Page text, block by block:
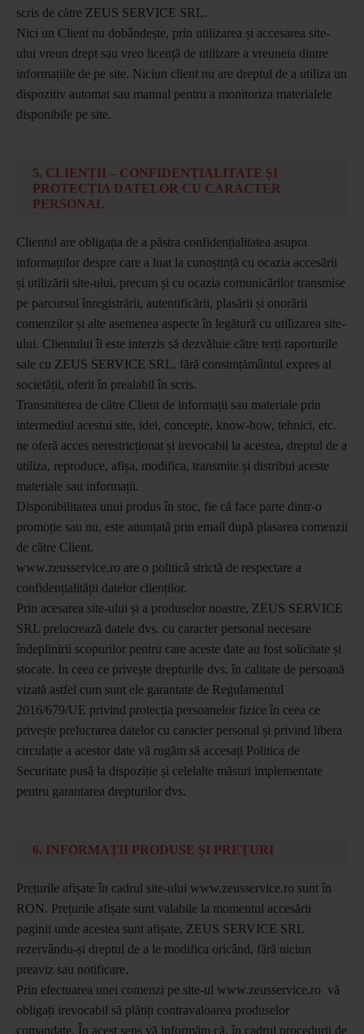
scris de către ZEUS SERVICE SRL.
Nici un Client nu dobândește, prin utilizarea și accesarea site-
ului vreun drept sau vreo licență de utilizare a vreuneia dintre
informațiile de pe site. Niciun client nu are dreptul de a utiliza un
dispozitiv automat sau manual pentru a monitoriza materialele
disponibile pe site.
5. CLIENȚII – CONFIDENȚIALITATE ȘI
PROTECȚIA DATELOR CU CARACTER
PERSONAL
Clientul are obligația de a păstra confidențialitatea asupra
informațiilor despre care a luat la cunoștință cu ocazia accesării
și utilizării site-ului, precum și cu ocazia comunicărilor transmise
pe parcursul înregistrării, autentificării, plasării și onorării
comenzilor și alte asemenea aspecte în legătură cu utilizarea site-
ului. Clientului îi este interzis să dezvăluie către terți raporturile
sale cu ZEUS SERVICE SRL, fără consimțământul expres al
societății, oferit în prealabil în scris.
Transmiterea de către Client de informații sau materiale prin
intermediul acestui site, idei, concepte, know-how, tehnici, etc.
ne oferă acces nerestricționat și irevocabil la acestea, dreptul de a
utiliza, reproduce, afișa, modifica, transmite și distribui aceste
materiale sau informații.
Disponibilitatea unui produs în stoc, fie că face parte dintr-o
promoție sau nu, este anunțată prin email după plasarea comenzii
de către Client.
www.zeusservice.ro are o politică strictă de respectare a
confidențialității datelor clienților.
Prin acesarea site-ului și a produselor noastre, ZEUS SERVICE
SRL prelucrează datele dvs. cu caracter personal necesare
îndeplinirii scopurilor pentru care aceste date au fost solicitate și
stocate. In ceea ce privește drepturile dvs. în calitate de persoană
vizată astfel cum sunt ele garantate de Regulamentul
2016/679/UE privind protecția persoanelor fizice în ceea ce
privește prelucrarea datelor cu caracter personal și privind libera
circulație a acestor date vă rugăm să accesați Politica de
Securitate pusă la dispoziție și celelalte măsuri implementate
pentru garantarea drepturilor dvs.
6. INFORMAȚII PRODUSE ȘI PREȚURI
Prețurile afișate în cadrul site-ului www.zeusservice.ro sunt în
RON. Prețurile afișate sunt valabile la momentul accesării
paginii unde acestea sunt afișate, ZEUS SERVICE SRL
rezervându-și dreptul de a le modifica oricând, fără niciun
preaviz sau notificare.
Prin efectuarea unei comenzi pe site-ul www.zeusservice.ro vă
obligați irevocabil să plătiți contravaloarea produselor
comandate. În acest sens vă informăm că, în cadrul procedurii de